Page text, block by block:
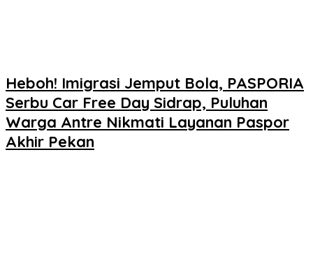
Heboh! Imigrasi Jemput Bola, PASPORIA
Serbu Car Free Day Sidrap, Puluhan
Warga Antre Nikmati Layanan Paspor
Akhir Pekan